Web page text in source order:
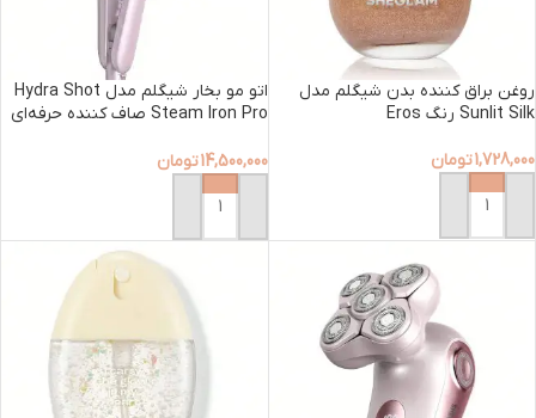
روغن براق کننده بدن شیگلم مدل
Sunlit Silk رنگ Eros
1,728,000تومان
افزودن به سبد خرید
اتو مو بخار شیگلم مدل Hydra Shot
Steam Iron Pro صاف کننده حرفه‌ای
14,500,000تومان
افزودن به سبد خرید